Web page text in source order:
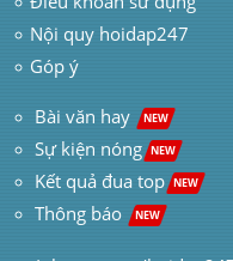
Nội quy hoidap247
Góp ý
Bài văn hay NEW
Sự kiện nóng NEW
Kết quả đua top NEW
Thông báo NEW